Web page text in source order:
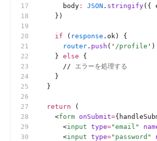
      body
: JSON . stringify({
    })
    if
( response .ok) {
      router
. push ( ' /profile ' )
    }
else {
      //
エラーを処理する
    }
  }
  return
(
    <
form onSubmit=
      <
input type="email"
      <
input type="password"